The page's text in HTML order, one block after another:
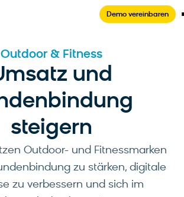
Demo vereinbaren
Outdoor & Fitness
und
steigern
Outdoor- und Fitnessmarken
zu stärken, digitale
zu verbessern und sich im